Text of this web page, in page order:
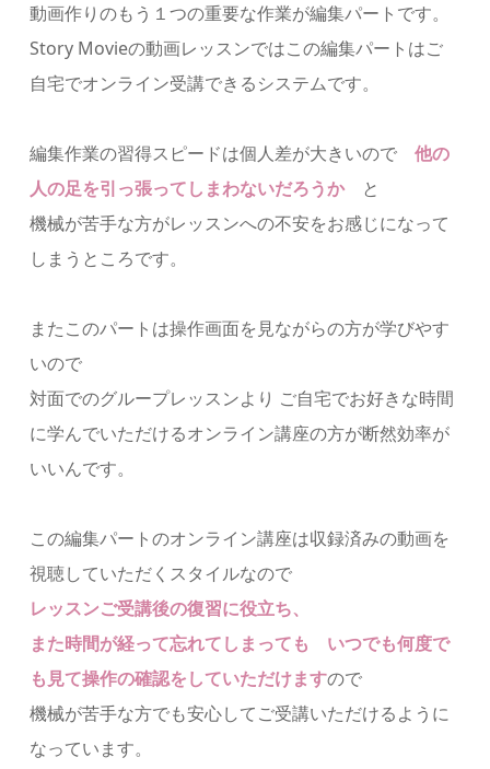
動画作りのもう１つの重要な作業が編集パートです。
Story Movieの動画レッスンではこの編集パートはご
自宅でオンライン受講できるシステムです。
編集作業の習得スピードは個人差が大きいので他の
人の足を引っ張ってしまわないだろうかと
機械が苦手な方がレッスンへの不安をお感じになって
しまうところです。
またこのパートは操作画面を見ながらの方が学びやす
いので
対面でのグループレッスンより ご自宅でお好きな時間
に学んでいただけるオンライン講座の方が断然効率が
いいんです。
この編集パートのオンライン講座は収録済みの動画を
視聴していただくスタイルなので
レッスンご受講後の復習に役立ち、
また時間が経って忘れてしまっても いつでも何度で
も見て操作の確認をしていただけますので
機械が苦手な方でも安心してご受講いただけるように
なっています。